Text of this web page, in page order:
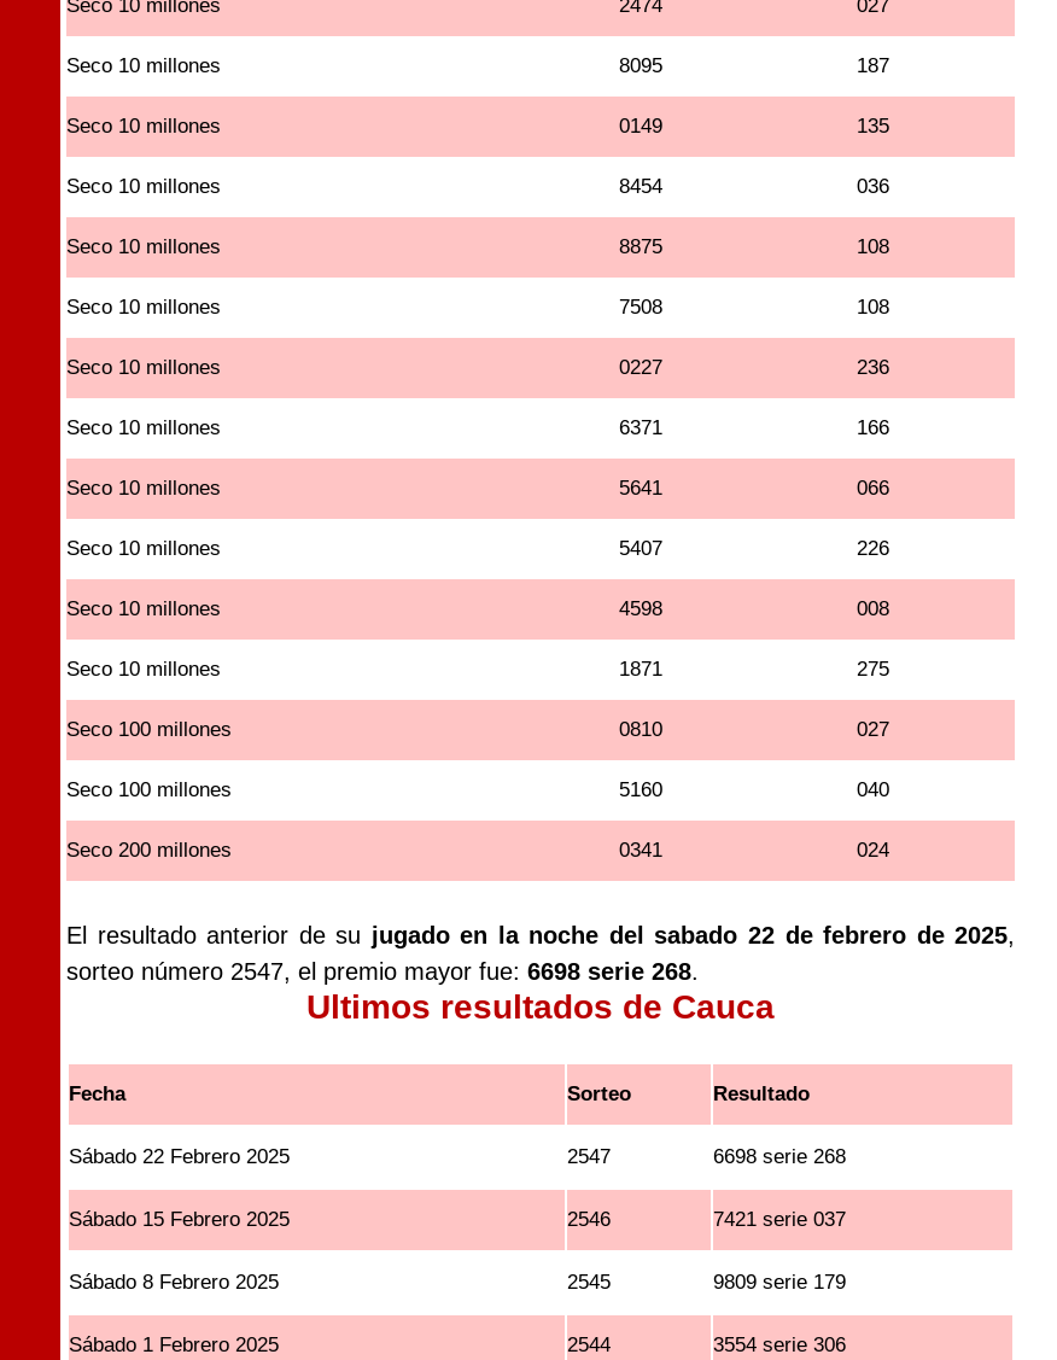
Seco 10 millones 2474 027
Seco 10 millones 8095 187
Seco 10 millones 0149 135
Seco 10 millones 8454 036
Seco 10 millones 8875 108
Seco 10 millones 7508 108
Seco 10 millones 0227 236
Seco 10 millones 6371 166
Seco 10 millones 5641 066
Seco 10 millones 5407 226
Seco 10 millones 4598 008
Seco 10 millones 1871 275
Seco 100 millones 0810 027
Seco 100 millones 5160 040
Seco 200 millones 0341 024
El resultado anterior de su jugado en la noche del sabado 22 de febrero de 2025,
sorteo número 2547, el premio mayor fue: 6698 serie 268.
Ultimos resultados de Cauca
Fecha Sorteo Resultado
Sábado 22 Febrero 2025 2547 6698 serie 268
Sábado 15 Febrero 2025 2546 7421 serie 037
Sábado 8 Febrero 2025 2545 9809 serie 179
Sábado 1 Febrero 2025 2544 3554 serie 306